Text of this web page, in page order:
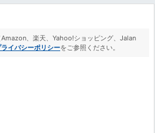
、楽天、Yahoo!ショッピング、Jalan
ライバシーポリシーをご参照ください。